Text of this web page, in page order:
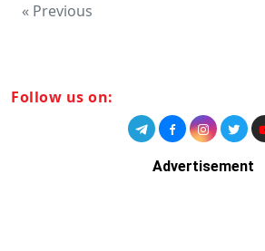
« Previous
Follow us on:
Advertisement